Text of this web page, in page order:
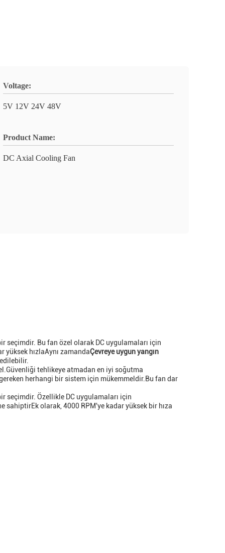
Voltage:
5V 12V 24V 48V
Product Name:
DC Axial Cooling Fan
seçimdir. Bu fan özel olarak DC uygulamaları için
yüksek hızlaAynı zamandaÇevreye uygun yangın
tehlikeye atmadan en iyi soğutma
herhangi bir sistem için mükemmeldir.Bu fan dar
seçimdir. Özellikle DC uygulamaları için
olarak, 4000 RPM'ye kadar yüksek bir hıza